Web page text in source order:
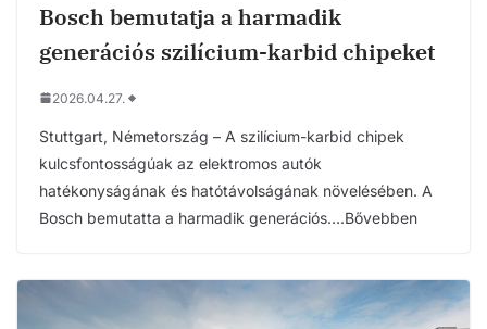
Bosch bemutatja a harmadik
generációs szilícium-karbid chipeket
2026.04.27.
Stuttgart, Németország – A szilícium-karbid chipek
kulcsfontosságúak az elektromos autók
hatékonyságának és hatótávolságának növelésében. A
Bosch bemutatta a harmadik generációs….Bővebben